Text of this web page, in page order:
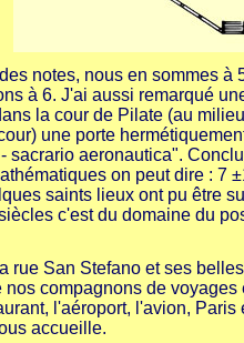
notes, nous en sommes à
à 6. J'ai aussi remarqué
la cour de Pilate (au
une porte
sacrario aeronautica".
on peut dire : 7
saints lieux ont pu être
c'est du domaine du
rue San Stefano et ses
nos compagnons de
l'aéroport, l'avion, Paris
accueille.